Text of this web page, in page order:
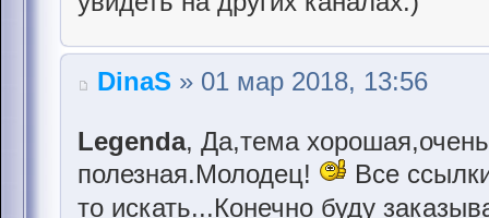
DinaS » 01 мар 2018, 13:56
Legenda, Да,тема
полезная.Молодец!
Все
то искать...Конечно буду